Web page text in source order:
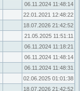
06.11.2024 11:48:14
22.01.2021 12:48:22
18.07.2026 21:42:52
21.05.2025 11:51:11
06.11.2024 11:18:21
06.11.2024 11:48:14
06.11.2024 11:48:31
02.06.2025 01:01:38
18.07.2026 21:42:52